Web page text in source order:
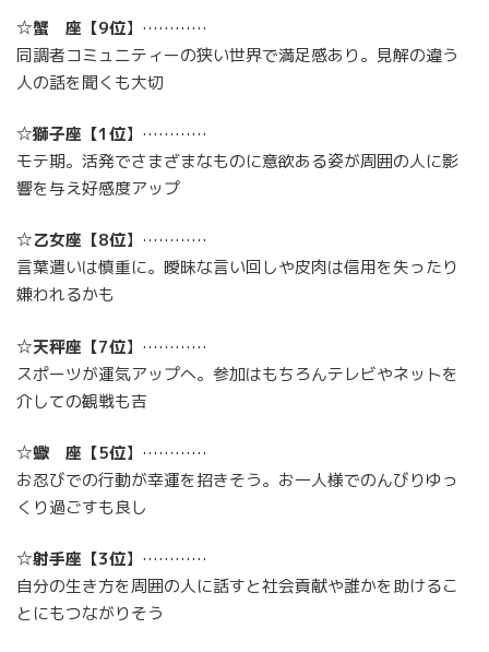
☆蟹 座 【9位】…………
同調者コミュニティーの狭い世界で満足感あり。見解の違う
人の話を聞くも大切
☆獅子座 【1位】…………
モテ期。活発でさまざまなものに意欲ある姿が周囲の人に影
響を与え好感度アップ
☆乙女座 【8位】…………
言葉遣いは慎重に。曖昧な言い回しや皮肉は信用を失ったり
嫌われるかも
☆天秤座 【7位】…………
スポーツが運気アップへ。参加はもちろんテレビやネットを
介しての観戦も吉
☆蠍 座 【5位】…………
お忍びでの行動が幸運を招きそう。お一人様でのんびりゆっ
くり過ごすも良し
☆射手座 【3位】…………
自分の生き方を周囲の人に話すと社会貢献や誰かを助けるこ
とにもつながりそう